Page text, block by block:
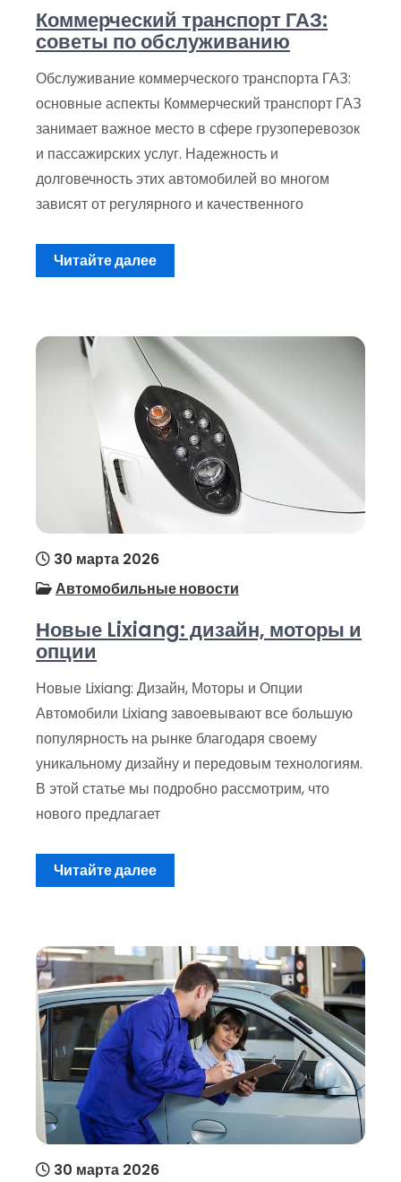
Коммерческий транспорт ГАЗ:
советы по обслуживанию
Обслуживание коммерческого транспорта ГАЗ:
основные аспекты Коммерческий транспорт ГАЗ
занимает важное место в сфере грузоперевозок
и пассажирских услуг. Надежность и
долговечность этих автомобилей во многом
зависят от регулярного и качественного
Читайте далее
30 марта 2026
Автомобильные новости
Новые Lixiang: дизайн, моторы и
опции
Новые Lixiang: Дизайн, Моторы и Опции
Автомобили Lixiang завоевывают все большую
популярность на рынке благодаря своему
уникальному дизайну и передовым технологиям.
В этой статье мы подробно рассмотрим, что
нового предлагает
Читайте далее
30 марта 2026